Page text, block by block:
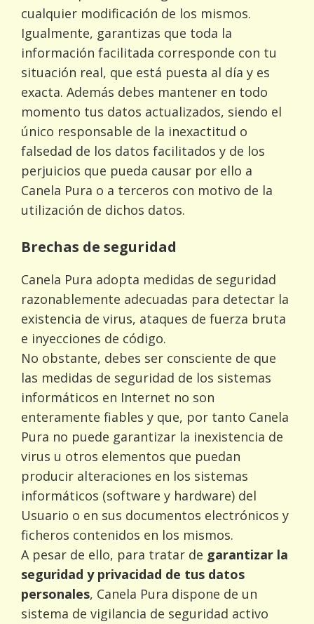
cualquier modificación de los mismos.
Igualmente, garantizas que toda la
información facilitada corresponde con tu
situación real, que está puesta al día y es
exacta. Además debes mantener en todo
momento tus datos actualizados, siendo el
único responsable de la inexactitud o
falsedad de los datos facilitados y de los
perjuicios que pueda causar por ello a
Canela Pura o a terceros con motivo de la
utilización de dichos datos.
Brechas de seguridad
Canela Pura adopta medidas de seguridad
razonablemente adecuadas para detectar la
existencia de virus, ataques de fuerza bruta
e inyecciones de código.
No obstante, debes ser consciente de que
las medidas de seguridad de los sistemas
informáticos en Internet no son
enteramente fiables y que, por tanto Canela
Pura no puede garantizar la inexistencia de
virus u otros elementos que puedan
producir alteraciones en los sistemas
informáticos (software y hardware) del
Usuario o en sus documentos electrónicos y
ficheros contenidos en los mismos.
A pesar de ello, para tratar de garantizar la
seguridad y privacidad de tus datos
personales, Canela Pura dispone de un
sistema de vigilancia de seguridad activo